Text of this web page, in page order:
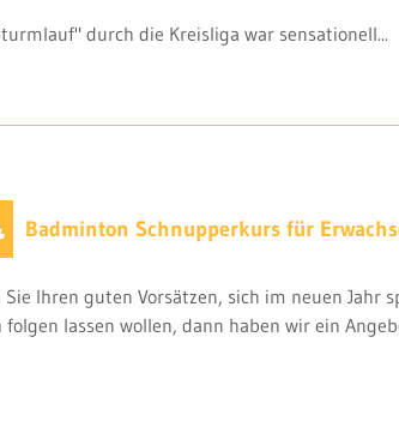
durch die Kreisliga war sensationell...
Badminton Schnupperkurs für
Sie Ihren guten Vorsätzen, sich im neuen Jahr
folgen lassen wollen, dann haben wir ein